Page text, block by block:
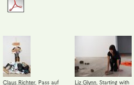
Claus Richter, Pass auf
Liz Glynn, Starting with